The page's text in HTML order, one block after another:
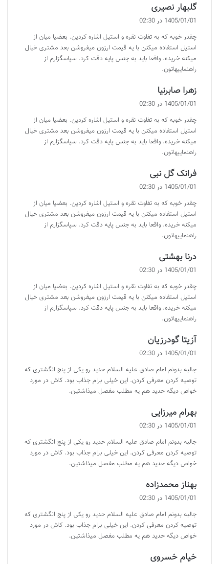
گلبهار نصیری
ف
:
1405/01/01 در 02:30
چقدر خوبه که به تفاوت نقره و استیل اشاره کردین. بعضیا میان از
استیل استفاده میکنن با یه قیمت ارزون میفروشن بعد مشتری خیال
میکنه خریده. واقعا باید به جنس پایه دقت کرد. سپاسگزارم از
راهنماییهاتون.
زهرا صابرنیا
ف
:
1405/01/01 در 02:30
چقدر خوبه که به تفاوت نقره و استیل اشاره کردین. بعضیا میان از
استیل استفاده میکنن با یه قیمت ارزون میفروشن بعد مشتری خیال
میکنه خریده. واقعا باید به جنس پایه دقت کرد. سپاسگزارم از
راهنماییهاتون.
فرانک گل نبی
ف
:
1405/01/01 در 02:30
چقدر خوبه که به تفاوت نقره و استیل اشاره کردین. بعضیا میان از
استیل استفاده میکنن با یه قیمت ارزون میفروشن بعد مشتری خیال
میکنه خریده. واقعا باید به جنس پایه دقت کرد. سپاسگزارم از
راهنماییهاتون.
درنا بهشتی
:
1405/01/01 در 02:30
چقدر خوبه که به تفاوت نقره و استیل اشاره کردین. بعضیا میان از
استیل استفاده میکنن با یه قیمت ارزون میفروشن بعد مشتری خیال
میکنه خریده. واقعا باید به جنس پایه دقت کرد. سپاسگزارم از
راهنماییهاتون.
آزیتا گودرزیان
ف
:
1405/01/01 در 02:30
جالبه بدونم امام صادق علیه السلام حدید رو یکی از پنج انگشتری که
توصیه کردن معرفی کردن. این خیلی برام جذاب بود. کاش در مورد
خواص دیگه حدید هم یه مطلب مفصل میذاشتین.
بهرام میرزایی
ف
:
1405/01/01 در 02:30
جالبه بدونم امام صادق علیه السلام حدید رو یکی از پنج انگشتری که
توصیه کردن معرفی کردن. این خیلی برام جذاب بود. کاش در مورد
خواص دیگه حدید هم یه مطلب مفصل میذاشتین.
بهناز محمدزاده
ف
:
1405/01/01 در 02:30
جالبه بدونم امام صادق علیه السلام حدید رو یکی از پنج انگشتری که
توصیه کردن معرفی کردن. این خیلی برام جذاب بود. کاش در مورد
خواص دیگه حدید هم یه مطلب مفصل میذاشتین.
خیام خسروی